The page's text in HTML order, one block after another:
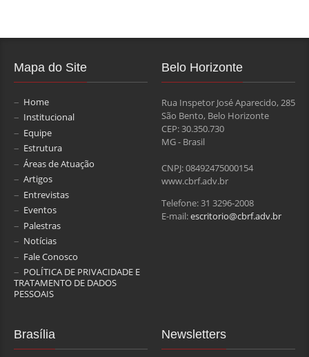
Mapa do Site
Home
Institucional
Equipe
Estrutura
Áreas de Atuação
Artigos
Entrevistas
Eventos
Palestras
Notícias
Fale Conosco
POLÍTICA DE PRIVACIDADE E
TRATAMENTO DE DADOS
PESSOAIS
Belo Horizonte
Rua Inspetor José Aparecido, 285
São Bento, Belo Horizonte
CEP: 30.350.730
MG - Brasil
CNPJ: 08492475000154
www.cbrf.adv.br
Telefone: 31 3296-2008
E-mail:escritorio@cbrf.adv.br
Brasília Newsletters